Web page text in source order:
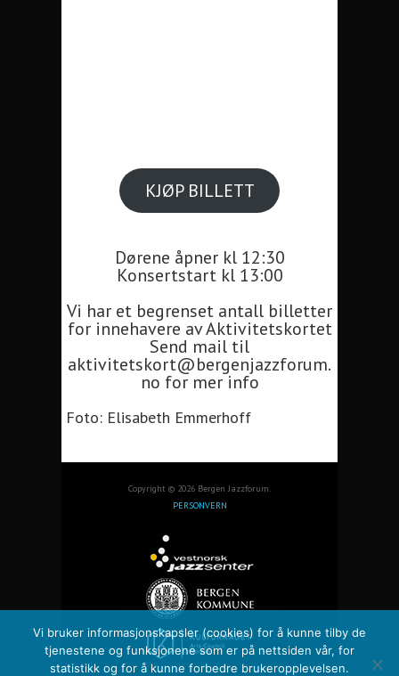
KJØP BILLETT
Dørene åpner kl 12:30
Konsertstart kl 13:00
Vi har et begrenset antall billetter
for innehavere av Aktivitetskortet
Send mail til
aktivitetskort@bergenjazzforum.
no for mer info
Foto: Elisabeth Emmerhoff
Copyright © 2026 Bergen Jazzforum.
PERSONVERN
Vi bruker informasjonskapsler (cookies) for å kunne tilby de
tjenestene og funksjonene som er på nettsiden vår, for
statistikk og for å kunne forbedre brukeropplevelsen.